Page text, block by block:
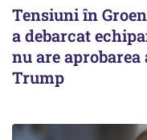
Tensiuni în
a debarcat
nu are
Trump